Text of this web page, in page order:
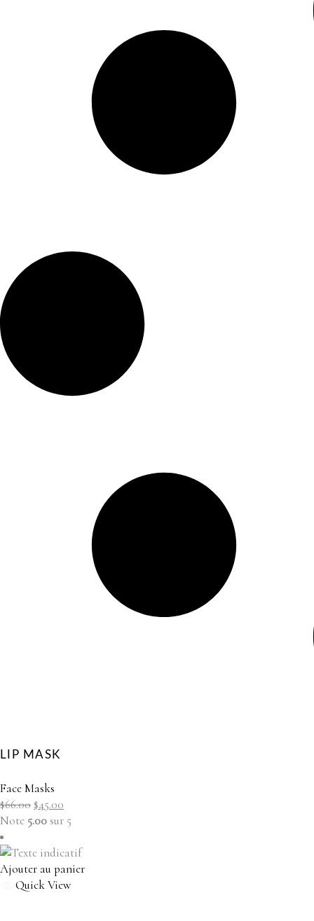
LIP MASK
Face Masks
$66.00Le
prix
était :
$66.00.
$45.00
prix
est :
$45.00.
Note 5.00 sur 5
Ajouter au panier
Quick View